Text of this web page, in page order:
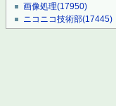
画像処理(17950)
ニコニコ技術部(17445)